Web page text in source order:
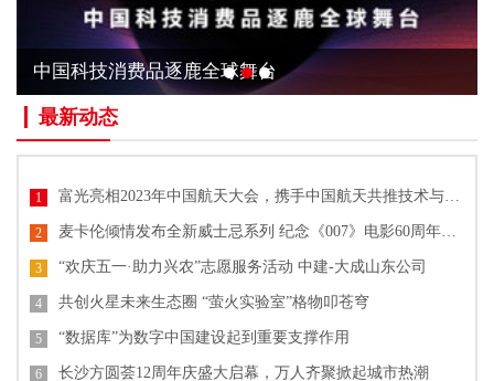
中国科技消费品逐鹿全球舞台
最新动态
1
2
3 “欢庆五一·助力兴农”志愿服务活动 中建-大成山东公司
4 共创火星未来生态圈 “萤火实验室”格物叩苍穹
5 “数据库”为数字中国建设起到重要支撑作用
6 长沙方圆荟12周年庆盛大启幕，万人齐聚掀起城市热潮